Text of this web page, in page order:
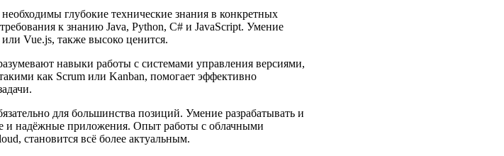
глубокие технические знания в конкретных
к знанию Java, Python, C# и JavaScript. Умение
Vue.js, также высоко ценится.
навыки работы с системами управления версиями,
как Scrum или Kanban, помогает эффективно
для большинства позиций. Умение разрабатывать и
и надёжные приложения. Опыт работы с облачными
становится всё более актуальным.